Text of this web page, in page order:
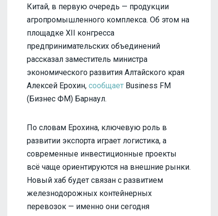
Китай, в первую очередь — продукции
агропромышленного комплекса. Об этом на
площадке XII конгресса
предпринимательских объединений
рассказал заместитель министра
экономического развития Алтайского края
Алексей Ерохин, сообщает Business FM
(Бизнес ФМ) Барнаул.
По словам Ерохина, ключевую роль в
развитии экспорта играет логистика, а
современные инвестиционные проекты
всё чаще ориентируются на внешние рынки.
Новый хаб будет связан с развитием
железнодорожных контейнерных
перевозок — именно они сегодня